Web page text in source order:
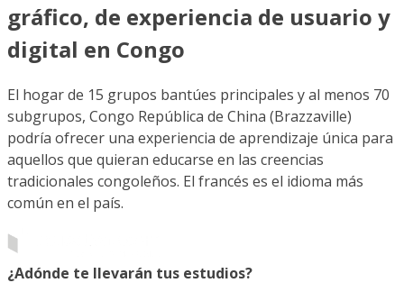
gráfico, de experiencia de usuario y
digital en Congo
El hogar de 15 grupos bantúes principales y al menos 70
subgrupos, Congo República de China (Brazzaville)
podría ofrecer una experiencia de aprendizaje única para
aquellos que quieran educarse en las creencias
tradicionales congoleños. El francés es el idioma más
común en el país.
¿Adónde te llevarán tus estudios?